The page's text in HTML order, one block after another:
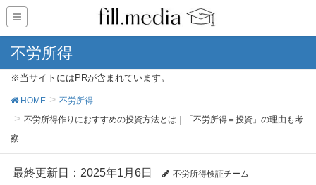
不労所得
※当サイトにはPRが含まれています。
HOME
不労所得
不労所得作りにおすすめの投資方法とは｜「不労所得＝投資」の理由も考
察
最終更新日：2025年1月6日
不労所得検証チーム